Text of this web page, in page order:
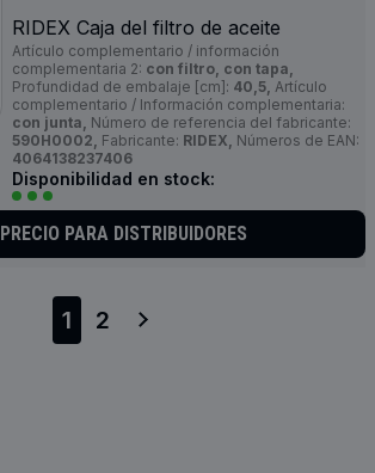
RIDEX Caja del filtro de aceite
Artículo complementario / información
complementaria 2: con filtro, con tapa,
Profundidad de embalaje [cm]: 40,5, Artículo
complementario / Información complementaria:
con junta, Número de referencia del fabricante:
590H0002, Fabricante: RIDEX, Números de EAN:
4064138237406
Disponibilidad en stock:
PRECIO PARA DISTRIBUIDORES
1 2